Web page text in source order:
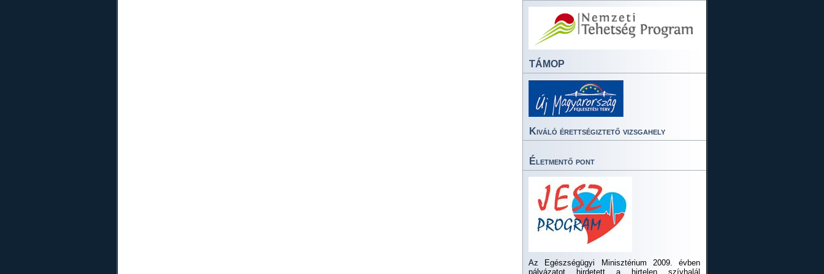
TÁMOP
Kiváló érettségiztető vizsgahely
Életmentő pont
Az Egészségügyi Minisztérium 2009. évben
pályázatot hirdetett a hirtelen szívhalál